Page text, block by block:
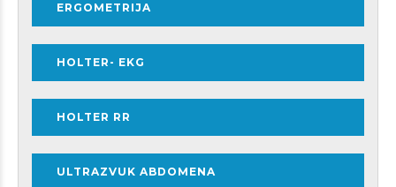
ERGOMETRIJA
HOLTER- EKG
HOLTER RR
ULTRAZVUK ABDOMENA